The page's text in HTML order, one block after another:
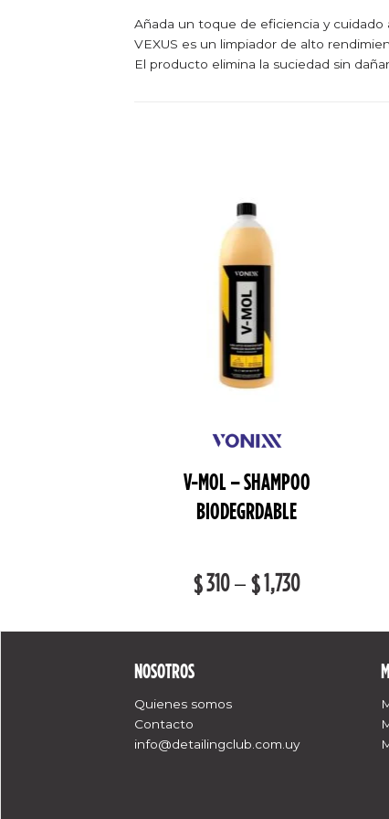
Añada un toque de eficiencia y cuidado
VEXUS es un limpiador de alto
El producto elimina la suciedad sin
V-MOL – SHAMPOO
BIODEGRDABLE
$310–$1,730
NOSOTROS
Quienes somos
Contacto
info@detailingclub.com.uy